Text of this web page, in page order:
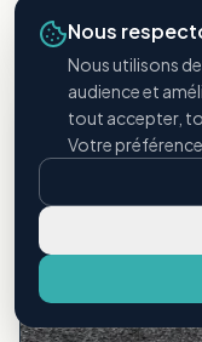
Toitures
Étanchéité
Nous
Nous utilisons
audience et
tout accepter,
Votre